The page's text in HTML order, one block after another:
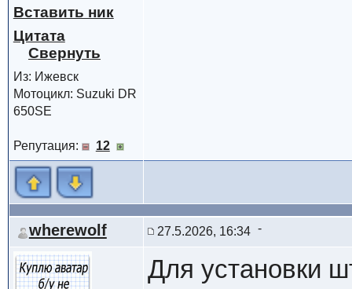
Вставить ник
Цитата
Из: Ижевск
Мотоцикл: Suzuki DR
650SE
Репутация: 12
wherewolf 27.5.2026, 16:34
Для установки